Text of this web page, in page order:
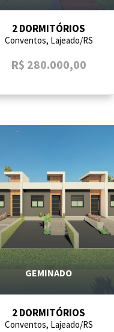
2 DORMITÓRIOS
Conventos, Lajeado/RS
R$ 280.000,00
GEMINADO
2 DORMITÓRIOS
Conventos, Lajeado/RS